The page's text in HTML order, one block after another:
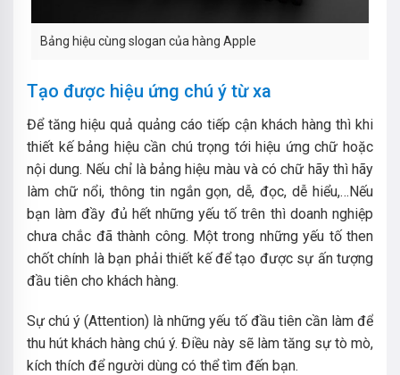
Bảng hiệu cùng slogan của hàng Apple
Tạo được hiệu ứng chú ý từ xa
Để tăng hiệu quả quảng cáo tiếp cận khách hàng thì khi
thiết kế bảng hiệu cần chú trọng tới hiệu ứng chữ hoặc
nội dung. Nếu chỉ là bảng hiệu màu và có chữ hãy thì hãy
làm chữ nổi, thông tin ngắn gọn, dễ, đọc, dễ hiểu,…Nếu
bạn làm đầy đủ hết những yếu tố trên thì doanh nghiệp
chưa chắc đã thành công. Một trong những yếu tố then
chốt chính là bạn phải thiết kế để tạo được sự ấn tượng
đầu tiên cho khách hàng.
Sự chú ý (Attention) là những yếu tố đầu tiên cần làm để
thu hút khách hàng chú ý. Điều này sẽ làm tăng sự tò mò,
kích thích để người dùng có thể tìm đến bạn.